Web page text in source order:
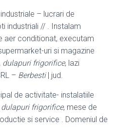
– lucrari de
industriali // . Instalam
aer conditionat, executam
uri si magazine
dulapuri frigorifice, lazi
– Berbesti| jud.
de activitate- instalatiile
dulapuri frigorifice, mese de
si service . Domeniul de